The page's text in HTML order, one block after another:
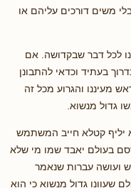
משים דורכים עליהם או
לכל דבר שבקדושה. אם
בעתיד וכדאי להתבונן
מעיננו והגרוע מכל זה
גדול מנשוא.
יליף קטלא חייב המשתמש
בעולם יאבד שמו מי שלא
ועושה עברות שנאמר
שעוונו גדול מנשוא כי הוא